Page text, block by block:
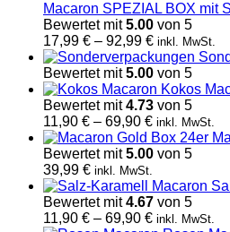
Macaron SPEZIAL BOX mit
Bewertet mit5.00 von 5
17,99 € – 92,99 €Preisspanne:
17,99 €
bis
92,99 €
inkl. MwSt.
Bewertet mit5.00 von 5
Kokos
Bewertet mit4.73 von 5
11,90 € – 69,90 €Preisspanne:
11,90 €
bis
inkl. MwSt.
Bewertet mit5.00 von 5
39,99 € inkl. MwSt.
Bewertet mit4.67 von 5
11,90 € – 69,90 €Preisspanne:
inkl. MwSt.